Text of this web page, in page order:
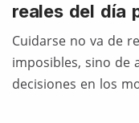
reales del día
Cuidarse no va de
imposibles, sino de
decisiones en los